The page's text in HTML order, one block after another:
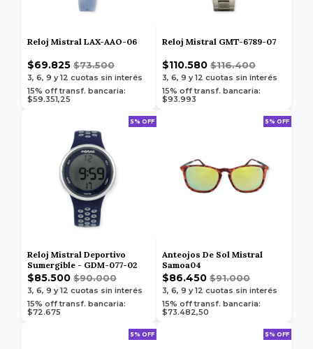
Reloj Mistral LAX-AAO-06
$69.825 $73.500
3, 6, 9 y 12 cuotas sin interés
15% off transf. bancaria:
$59.351,25
Reloj Mistral GMT-6789-07
$110.580 $116.400
3, 6, 9 y 12 cuotas sin interés
15% off transf. bancaria:
$93.993
5% OFF
Reloj Mistral Deportivo
Sumergible - GDM-077-02
$85.500 $90.000
3, 6, 9 y 12 cuotas sin interés
15% off transf. bancaria:
$72.675
5% OFF
Anteojos De Sol Mistral
Samoa04
$86.450 $91.000
3, 6, 9 y 12 cuotas sin interés
15% off transf. bancaria:
$73.482,50
5% OFF 5% OFF